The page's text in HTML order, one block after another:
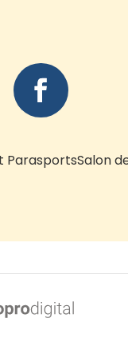
ParasportsSalon